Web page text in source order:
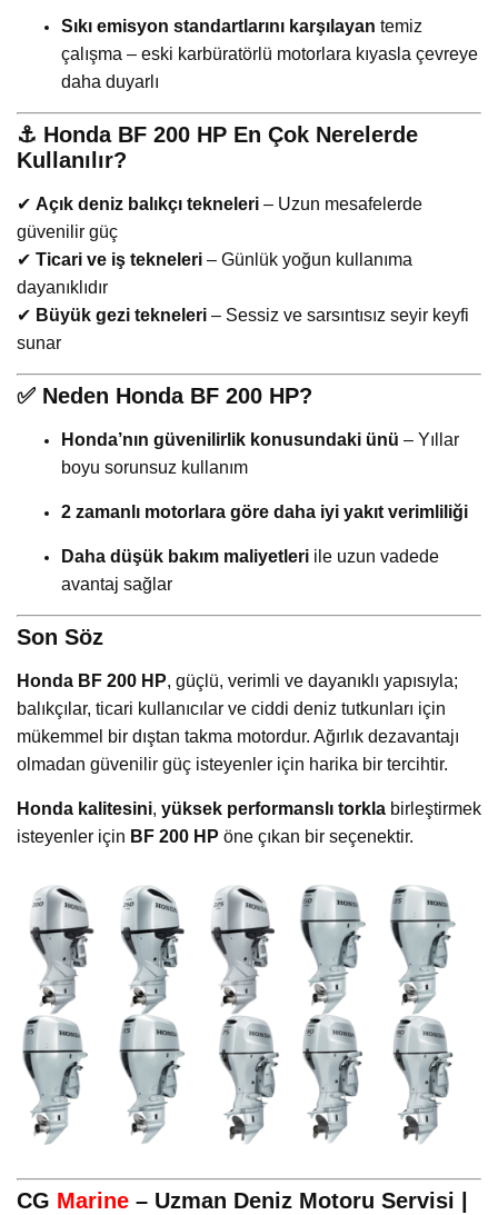
Sıkı emisyon standartlarını karşılayan temiz
çalışma – eski karbüratörlü motorlara kıyasla çevreye
daha duyarlı
⚓ Honda BF 200 HP En Çok Nerelerde
Kullanılır?
✔ Açık deniz balıkçı tekneleri – Uzun mesafelerde
güvenilir güç
✔ Ticari ve iş tekneleri – Günlük yoğun kullanıma
dayanıklıdır
✔ Büyük gezi tekneleri – Sessiz ve sarsıntısız seyir keyfi
sunar
✅ Neden Honda BF 200 HP?
Honda’nın güvenilirlik konusundaki ünü – Yıllar
boyu sorunsuz kullanım
2 zamanlı motorlara göre daha iyi yakıt verimliliği
Daha düşük bakım maliyetleri ile uzun vadede
avantaj sağlar
Son Söz
Honda BF 200 HP, güçlü, verimli ve dayanıklı yapısıyla;
balıkçılar, ticari kullanıcılar ve ciddi deniz tutkunları için
mükemmel bir dıştan takma motordur. Ağırlık dezavantajı
olmadan güvenilir güç isteyenler için harika bir tercihtir.
Honda kalitesini, yüksek performanslı torkla birleştirmek
isteyenler için BF 200 HP öne çıkan bir seçenektir.
CG Marine – Uzman Deniz Motoru Servisi |